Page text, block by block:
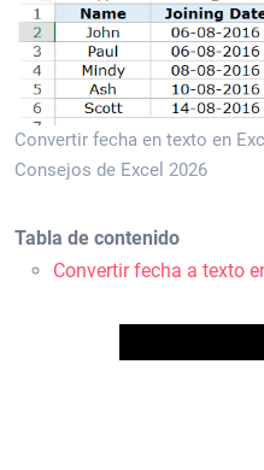
Convertir fecha en texto en
Consejos de Excel 2026
Tabla de contenido
Convertir fecha a texto